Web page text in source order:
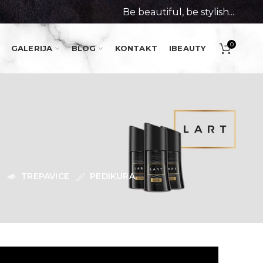
Be beautiful, be stylish...
GALERIJA BLOG KONTAKT IBEAUTY 0
TREPAVICE PEDIKURA